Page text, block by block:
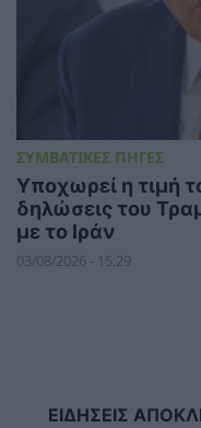
ΣΥΜΒΑΤΙΚΕΣ ΠΗΓΕΣ
Υποχωρεί η τιμή
δηλώσεις του
με το Ιράν
03/08/2026 - 15:29
ΕΙΔΗΣΕΙΣ